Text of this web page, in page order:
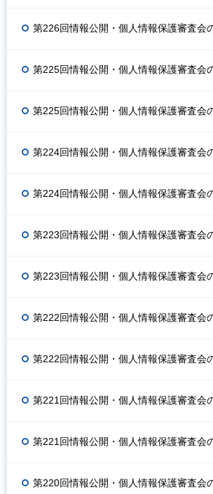
第226回情報公開・個人情報保護審査会
第225回情報公開・個人情報保護審査会
第225回情報公開・個人情報保護審査会
第224回情報公開・個人情報保護審査会
第224回情報公開・個人情報保護審査会
第223回情報公開・個人情報保護審査会
第223回情報公開・個人情報保護審査会
第222回情報公開・個人情報保護審査会
第222回情報公開・個人情報保護審査会
第221回情報公開・個人情報保護審査会
第221回情報公開・個人情報保護審査会
第220回情報公開・個人情報保護審査会